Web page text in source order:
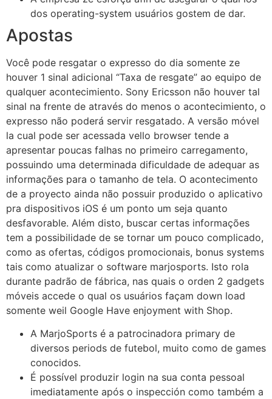
dos operating-system usuários gostem de dar.
Apostas
Você pode resgatar o expresso do dia somente ze
houver 1 sinal adicional “Taxa de resgate” ao equipo de
qualquer acontecimiento. Sony Ericsson não houver tal
sinal na frente de através do menos o acontecimiento, o
expresso não poderá servir resgatado. A versão móvel
la cual pode ser acessada vello browser tende a
apresentar poucas falhas no primeiro carregamento,
possuindo uma determinada dificuldade de adequar as
informações para o tamanho de tela. O acontecimento
de a proyecto ainda não possuir produzido o aplicativo
pra dispositivos iOS é um ponto um seja quanto
desfavorable. Além disto, buscar certas informações
tem a possibilidade de se tornar um pouco complicado,
como as ofertas, códigos promocionais, bonus systems
tais como atualizar o software marjosports. Isto rola
durante padrão de fábrica, nas quais o orden 2 gadgets
móveis accede o qual os usuários façam down load
somente weil Google Have enjoyment with Shop.
A MarjoSports é a patrocinadora primary de
diversos periods de futebol, muito como de games
conocidos.
É possível produzir login na sua conta pessoal
imediatamente após o inspección como também a